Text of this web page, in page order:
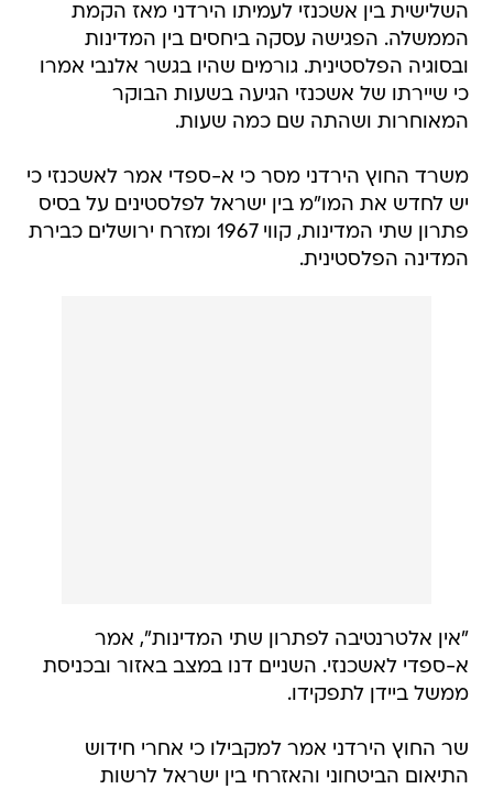
השלישית בין אשכנזי לעמיתו הירדני מאז הקמת
הממשלה. הפגישה עסקה ביחסים בין המדינות
ובסוגיה הפלסטינית. גורמים שהיו בגשר אלנבי אמרו
כי שיירתו של אשכנזי הגיעה בשעות הבוקר
המאוחרות ושהתה שם כמה שעות.
משרד החוץ הירדני מסר כי א-ספדי אמר לאשכנזי כי
יש לחדש את המו"מ בין ישראל לפלסטינים על בסיס
פתרון שתי המדינות, קווי 1967 ומזרח ירושלים כבירת
המדינה הפלסטינית.
"אין אלטרנטיבה לפתרון שתי המדינות", אמר
א-ספדי לאשכנזי. השניים דנו במצב באזור ובכניסת
ממשל ביידן לתפקידו.
שר החוץ הירדני אמר למקבילו כי אחרי חידוש
התיאום הביטחוני והאזרחי בין ישראל לרשות